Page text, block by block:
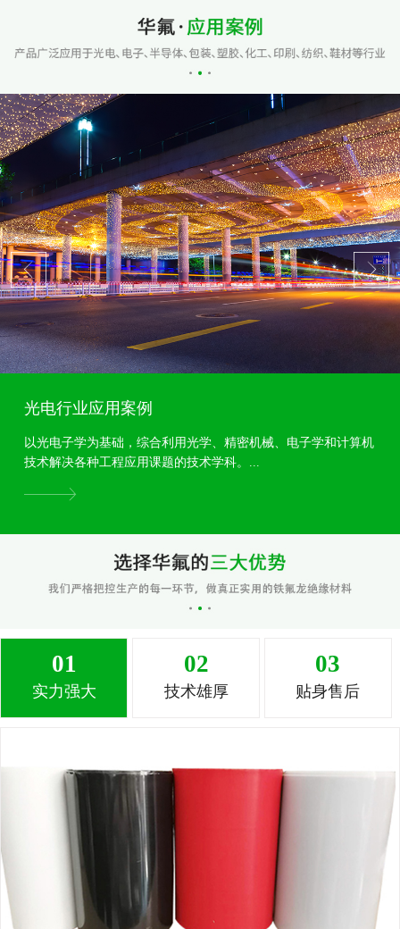
光电行业应用案例
以光电子学为基础，综合利用光学、精密机械、电子学和计算机
技术解决各种工程应用课题的技术学科。...
01
实力强大
02
技术雄厚
03
贴身售后